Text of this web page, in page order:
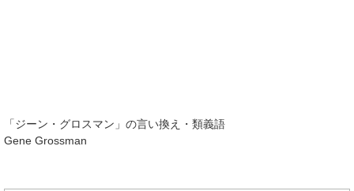
「ジーン・グロスマン 」の言い換え・類義語
Gene Grossman